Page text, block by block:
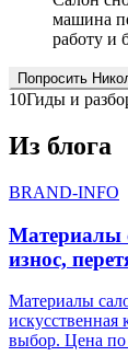
машина
работу и
Попросить
10Гиды и
Из блога
BRAND-INFO
Материалы
износ,
Материалы
искусственная
выбор. Цена по